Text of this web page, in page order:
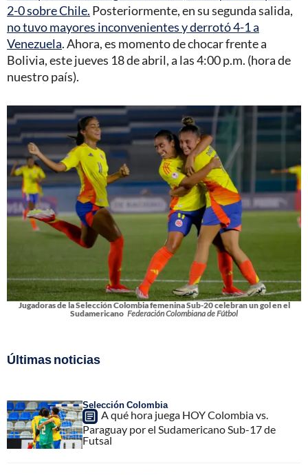
2-0 sobre Chile. Posteriormente, en su segunda salida,
no tuvo mayores inconvenientes y derrotó 4-1 a
Venezuela. Ahora, es momento de chocar frente a
Bolivia, este jueves 18 de abril, a las 4:00 p.m. (hora de
nuestro país).
Jugadoras de la Selección Colombia femenina Sub-20 celebran un gol en el
Sudamericano Federación Colombiana de Fútbol
Últimas noticias
Selección Colombia
A qué hora juega HOY Colombia vs.
Paraguay por el Sudamericano Sub-17 de
Futsal